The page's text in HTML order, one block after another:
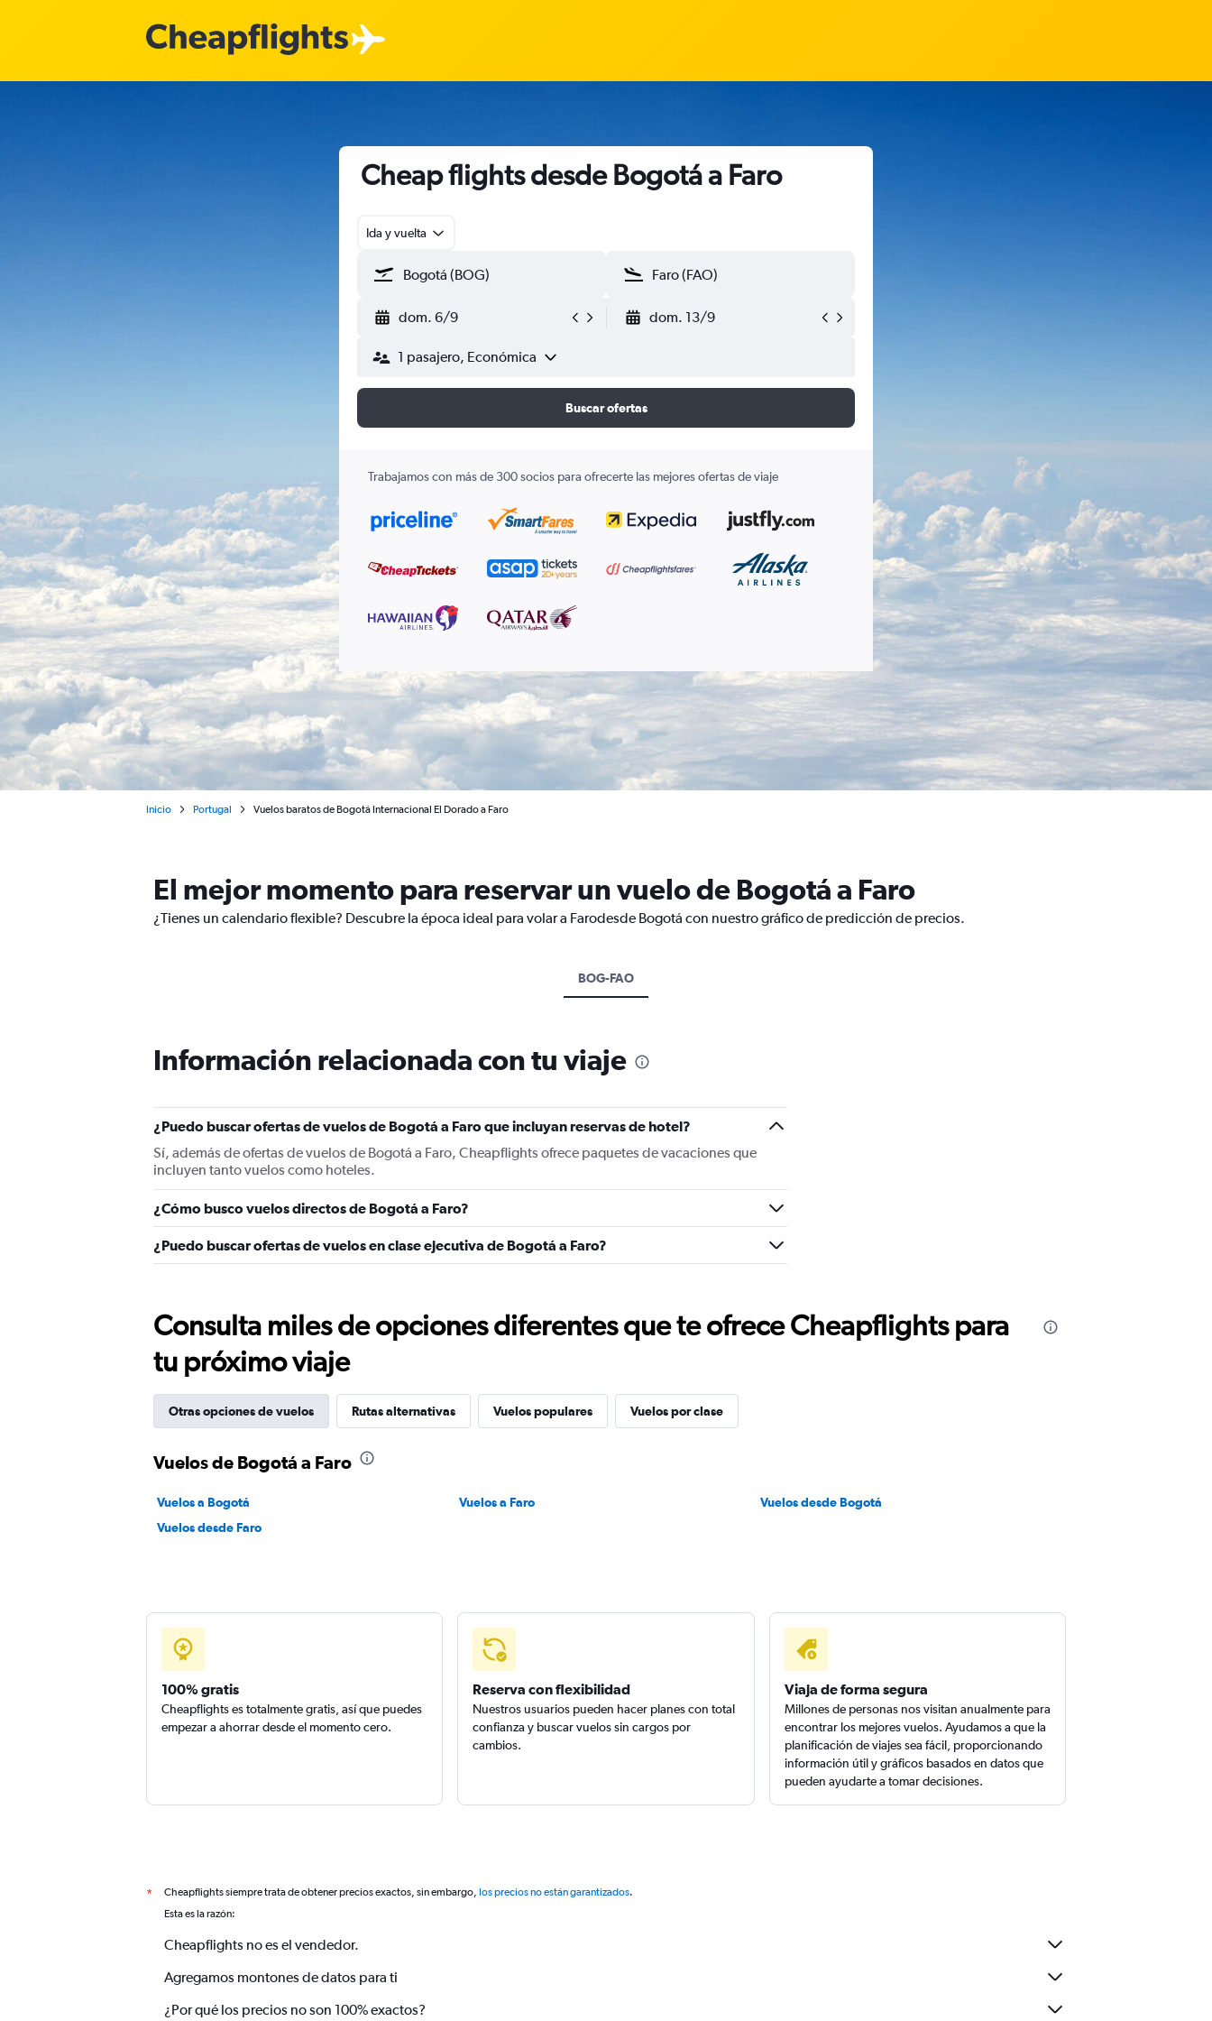
Cheap flights desde Bogotá a Faro
Ida y vuelta
dom. 6/9 dom. 13/9
1 pasajero, Económica
Buscar ofertas
Trabajamos con más de 300 socios para ofrecerte las mejores ofertas de viaje
Inicio Portugal Vuelos baratos de Bogotá Internacional El Dorado a Faro
El mejor momento para reservar un vuelo de Bogotá a Faro
¿Tienes un calendario flexible? Descubre la época ideal para volar a Farodesde Bogotá con nuestro gráfico de predicción de precios.
BOG-FAO
Información relacionada con tu viaje
¿Puedo buscar ofertas de vuelos de Bogotá a Faro que incluyan reservas de hotel?
Sí, además de ofertas de vuelos de Bogotá a Faro, Cheapflights ofrece paquetes de vacaciones que
incluyen tanto vuelos como hoteles.
¿Cómo busco vuelos directos de Bogotá a Faro?
¿Puedo buscar ofertas de vuelos en clase ejecutiva de Bogotá a Faro?
Consulta miles de opciones diferentes que te ofrece Cheapflights para
tu próximo viaje
Otras opciones de vuelos Rutas alternativas Vuelos populares Vuelos por clase
Vuelos de Bogotá a Faro
Vuelos a Bogotá Vuelos a Faro
Vuelos desde Bogotá
Vuelos desde Faro
100% gratis
Cheapflights es totalmente gratis, así que puedes
empezar a ahorrar desde el momento cero.
Reserva con flexibilidad
Nuestros usuarios pueden hacer planes con total
confianza y buscar vuelos sin cargos por
cambios.
Viaja de forma segura
Millones de personas nos visitan anualmente para
encontrar los mejores vuelos. Ayudamos a que la
planificación de viajes sea fácil, proporcionando
información útil y gráficos basados en datos que
pueden ayudarte a tomar decisiones.
* Cheapflights siempre trata de obtener precios exactos, sin embargo, los precios no están garantizados.
Esta es la razón:
Cheapflights no es el vendedor.
Agregamos montones de datos para ti
¿Por qué los precios no son 100% exactos?